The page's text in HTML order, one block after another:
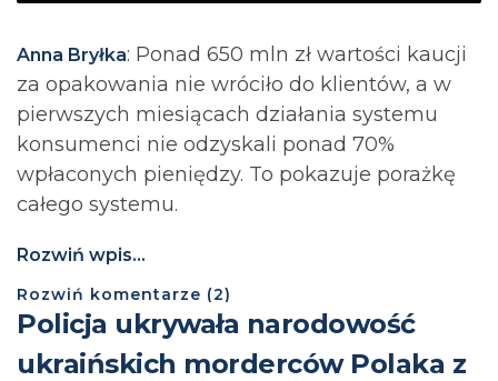
Anna Bryłka: Ponad 650 mln zł wartości kaucji
za opakowania nie wróciło do klientów, a w
pierwszych miesiącach działania systemu
konsumenci nie odzyskali ponad 70%
wpłaconych pieniędzy. To pokazuje porażkę
całego systemu.
Rozwiń wpis...
Rozwiń komentarze (2)
Policja ukrywała narodowość
ukraińskich morderców Polaka z